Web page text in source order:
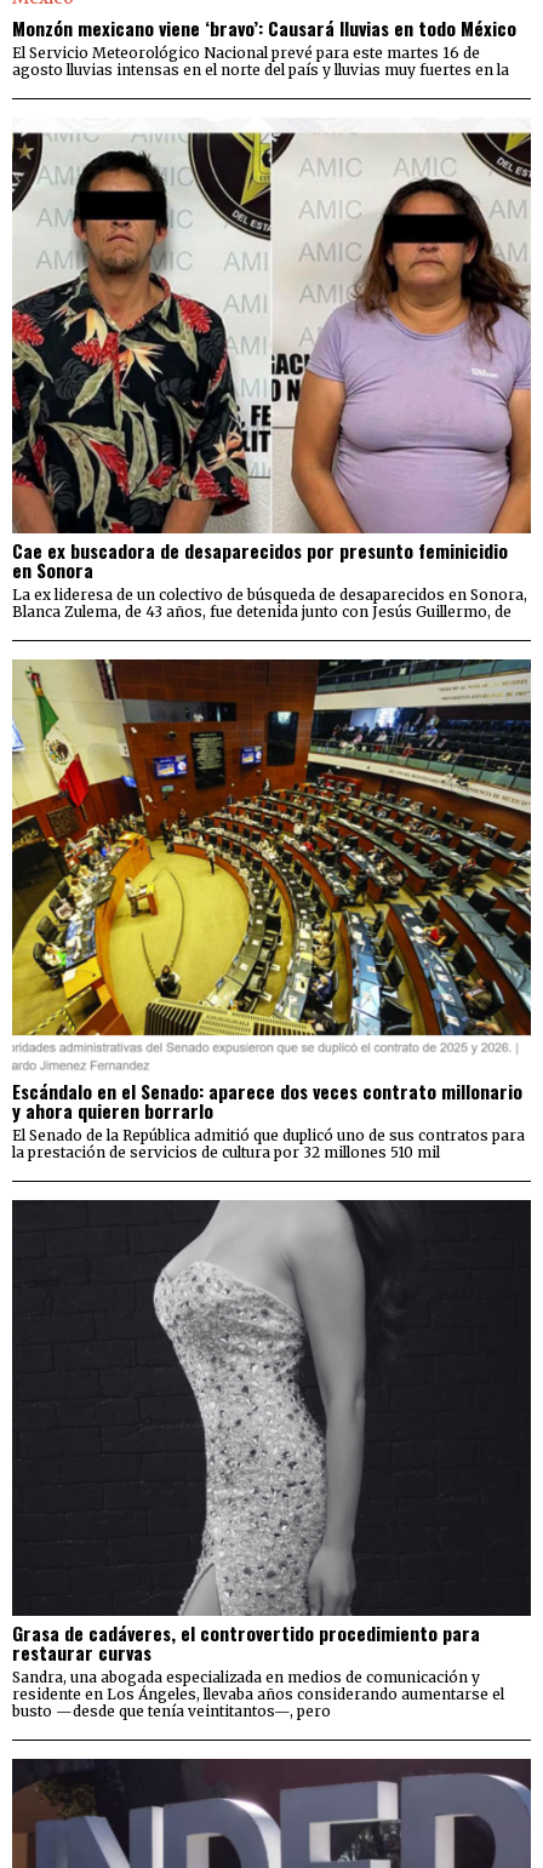
Monzón mexicano viene ‘bravo’: Causará lluvias en todo México
El Servicio Meteorológico Nacional prevé para este martes 16 de
agosto lluvias intensas en el norte del país y lluvias muy fuertes en la
Cae ex buscadora de desaparecidos por presunto feminicidio
en Sonora
La ex lideresa de un colectivo de búsqueda de desaparecidos en Sonora,
Blanca Zulema, de 43 años, fue detenida junto con Jesús Guillermo, de
Escándalo en el Senado: aparece dos veces contrato millonario
y ahora quieren borrarlo
El Senado de la República admitió que duplicó uno de sus contratos para
la prestación de servicios de cultura por 32 millones 510 mil
Grasa de cadáveres, el controvertido procedimiento para
restaurar curvas
Sandra, una abogada especializada en medios de comunicación y
residente en Los Ángeles, llevaba años considerando aumentarse el
busto —desde que tenía veintitantos—, pero